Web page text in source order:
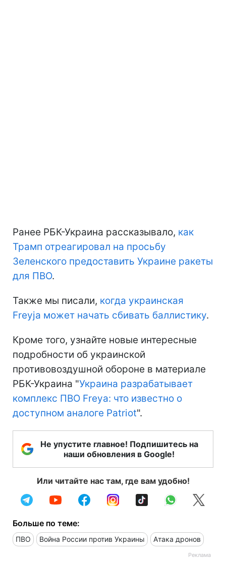
Ранее РБК-Украина рассказывало, как
Трамп отреагировал на просьбу
Зеленского предоставить Украине ракеты
для ПВО.
Также мы писали, когда украинская
Freyja может начать сбивать баллистику.
Кроме того, узнайте новые интересные
подробности об украинской
противовоздушной обороне в материале
РБК-Украина "Украина разрабатывает
комплекс ПВО Freya: что известно о
доступном аналоге Patriot".
Не упустите главное! Подпишитесь на
наши обновления в Google!
Или читайте нас там, где вам удобно!
Больше по теме:
ПВО Война России против Украины Атака дронов